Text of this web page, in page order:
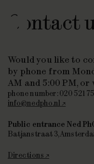
Contact
Would you like to
by phone from
AM and 5:00 PM, or
phone number: 020 521
info@nedpho.nl
Public entrance
Batjanstraat 3,
Directions